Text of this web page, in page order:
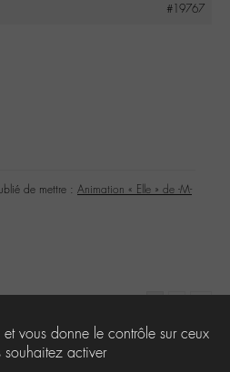
#19767
de mettre : Animation « Elle » de -M-
nouveaux sujets et réponses.
vous donne le contrôle sur ceux
souhaitez activer